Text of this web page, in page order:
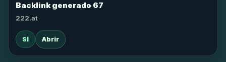
Backlink generado 67
222.at
SI Abrir